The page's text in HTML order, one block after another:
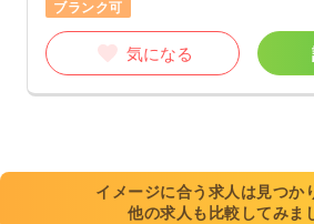
ブランク可
気になる
イメージに合う求人は見つか
他の求人も比較してみま